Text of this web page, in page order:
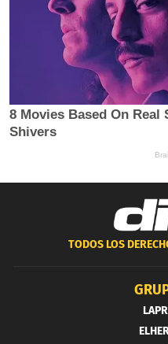
TODOS LOS